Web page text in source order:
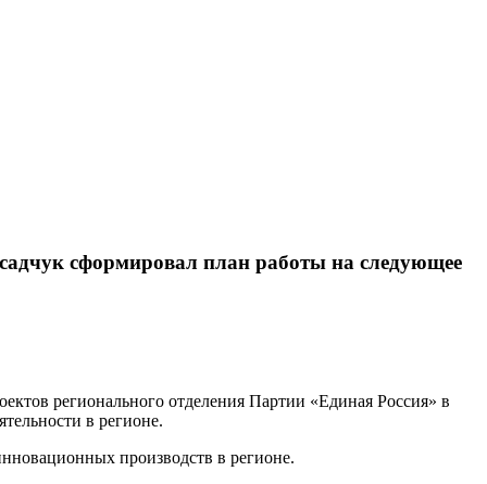
сформировал план работы на следующее
регионального отделения Партии «Единая Россия» в
в регионе.
производств в регионе.